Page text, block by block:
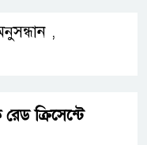
,
রেড ক্রিসেন্টে